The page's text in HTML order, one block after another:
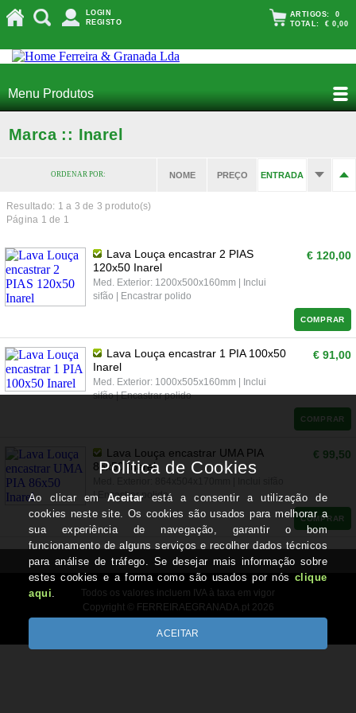
LOGIN
REGISTO
ARTIGOS: 0
TOTAL: € 0,00
Menu Produtos
Marca :: Inarel
ORDENAR POR: NOME PREÇO ENTRADA
Resultado: 1 a 3 de 3 produto(s)
Página 1 de 1
Lava Louça encastrar 2 PIAS
120x50 Inarel
Med. Exterior: 1200x500x160mm | Inclui
sifão | Encastrar polido
€ 120,00
COMPRAR
Lava Louça encastrar 1 PIA 100x50
Inarel
Med. Exterior: 1000x505x160mm | Inclui
sifão | Encastrar polido
€ 91,00
COMPRAR
Lava Louça encastrar UMA PIA
86x50 Inarel
| Encastrar polido
€ 99,50
COMPRAR
Todos os valores incluem IVA à taxa em vigor
Copyright © FERREIRAEGRANADA.pt 2026